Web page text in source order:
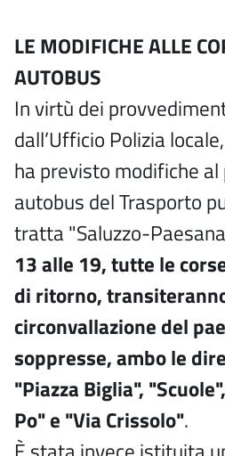
LE MODIFICHE ALLE
AUTOBUS
In virtù dei
dall’Ufficio Polizia
ha previsto modifiche
autobus del Trasporto
tratta "Saluzzo-
13 alle 19, tutte le
di ritorno,
circonvallazione del
soppresse, ambo le
"Piazza Biglia",
Po" e "Via Crissolo".